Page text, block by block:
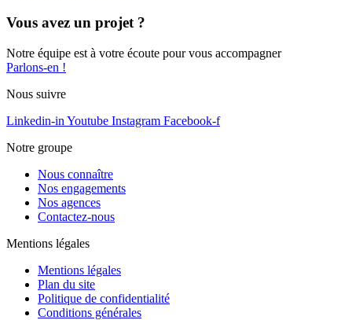
Vous avez un projet ?
Notre équipe est à votre écoute pour vous accompagner
Parlons-en !
Nous suivre
Linkedin-in Youtube Instagram Facebook-f
Notre groupe
Nous connaître
Nos engagements
Nos agences
Contactez-nous
Mentions légales
Mentions légales
Plan du site
Politique de confidentialité
Conditions générales